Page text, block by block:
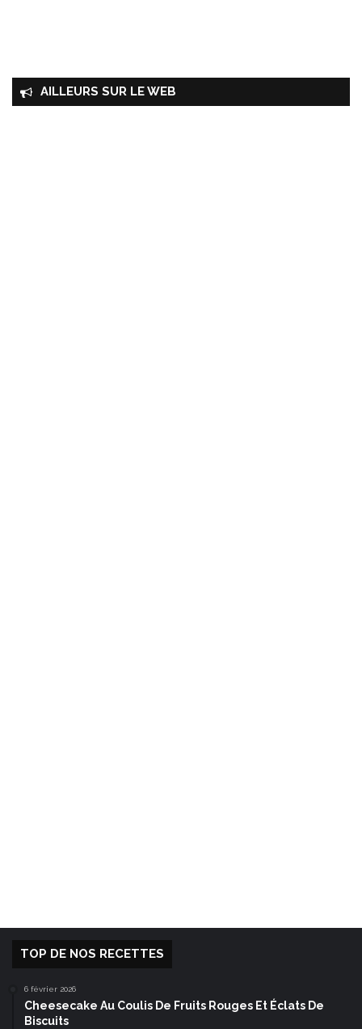
AILLEURS SUR LE WEB
TOP DE NOS RECETTES
6 février 2026
Cheesecake Au Coulis De Fruits Rouges Et Éclats De
Biscuits